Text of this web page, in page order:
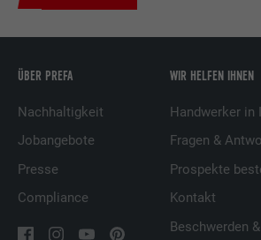
ÜBER PREFA
Nachhaltigkeit
Jobangebote
Presse
Compliance
WIR HELFEN IHNEN
Handwerker in
Fragen &
Prospekte
Kontakt
Beschwerden
LinkedIn für die
Name UserMatchHistory
Anbieter
Wird verwendet, um